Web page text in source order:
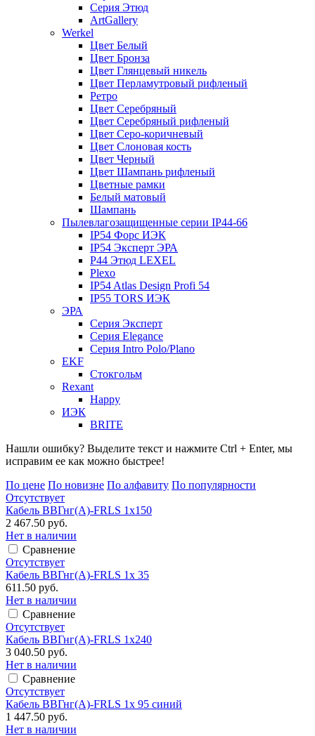
Серия Этюд
ArtGallery
Werkel
Цвет Белый
Цвет Бронза
Цвет Глянцевый никель
Цвет Перламутровый рифленый
Ретро
Цвет Серебряный
Цвет Серебряный рифленый
Цвет Серо-коричневый
Цвет Слоновая кость
Цвет Черный
Цвет Шампань рифленый
Цветные рамки
Белый матовый
Шампань
Пылевлагозащищенные серии IP44-66
IP54 Форс ИЭК
IP54 Эксперт ЭРА
P44 Этюд LEXEL
Plexo
IP54 Atlas Design Profi 54
IP55 TORS ИЭК
ЭРА
Серия Эксперт
Серия Elegance
Серия Intro Polo/Plano
EKF
Стокгольм
Rexant
Happy
ИЭК
BRITE
Нашли ошибку? Выделите текст и нажмите Ctrl + Enter, мы
исправим ее как можно быстрее!
По цене По новизне По алфавиту По популярности
Отсутствует
Кабель ВВГнг(А)-FRLS 1х150
2 467.50 руб.
Нет в наличии
Сравнение
Отсутствует
Кабель ВВГнг(А)-FRLS 1х 35
611.50 руб.
Нет в наличии
Сравнение
Отсутствует
Кабель ВВГнг(А)-FRLS 1х240
3 040.50 руб.
Нет в наличии
Сравнение
Отсутствует
Кабель ВВГнг(А)-FRLS 1х 95 синий
1 447.50 руб.
Нет в наличии